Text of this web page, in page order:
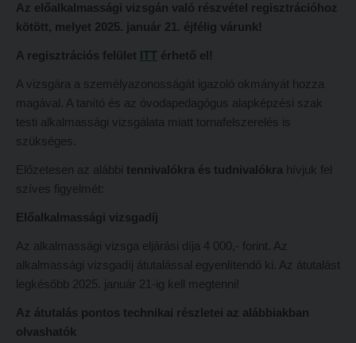
Református Pedagógiai Intézet
Képzési helyszínek
Nagykőrösi képzési hely
Marosvásárhelyi képzési hely
Kecskeméti képzési hely
Mintatantervek
Gyakorlati képzés
Kari kutatócsoportok
Rektori utasítások
Történeti áttekintés
Hasznos linkek
Képzéseink
Képzési helyszínek
Nagykőrösi képzési hely
Az előalkalmassági vizsgán való részvétel regisztrációhoz
kötött, melyet 2025. január 21. éjfélig várunk!
A regisztrációs felület ITT érhető el!
A vizsgára a személyazonosságát igazoló okmányát hozza
magával. A tanító és az óvodapedagógus alapképzési szak
testi alkalmassági vizsgálata miatt tornafelszerelés is
szükséges.
Előzetesen az alábbi tennivalókra és tudnivalókra hívjuk fel
szíves figyelmét
Előalkalmassági vizsgadíj
Az alkalmassági vizsga eljárási díja 4 000,- forint. Az
alkalmassági vizsgadíj átutalással egyenlítendő ki. Az átutalást
legkésőbb 2025. január 21-ig kell megtenni!
Az átutalás pontos technikai részletei az alábbiakban
olvashatók